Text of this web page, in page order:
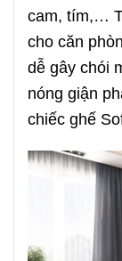
cam, tím,…
cho căn
dễ gây chói
nóng giận
chiếc ghế